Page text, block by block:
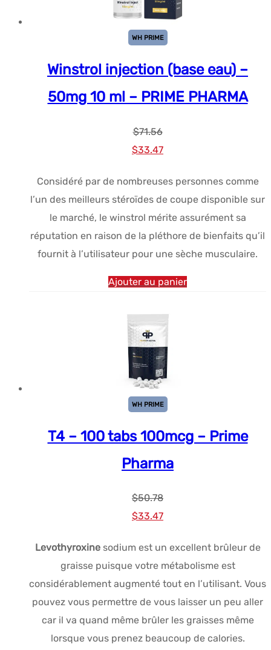
WH PRIME
Winstrol injection (base eau) –
50mg 10 ml – PRIME PHARMA
$71.56
Le
initial
était :
$71.56.
$33.47Le
actuel
est :
$33.47.
Considéré par de nombreuses personnes comme
l’un des meilleurs stéroïdes de coupe disponible sur
le marché, le winstrol mérite assurément sa
réputation en raison de la pléthore de bienfaits qu’il
fournit à l’utilisateur pour une sèche musculaire.
Ajouter au panier
WH PRIME
T4 – 100 tabs 100mcg – Prime
Pharma
$50.78
Le
initial
était :
$50.78.
$33.47Le
actuel
est :
$33.47.
Levothyroxinesodium est un excellent brûleur de
graisse puisque votre métabolisme est
considérablement augmenté tout en l’utilisant. Vous
pouvez vous permettre de vous laisser un peu aller
car il va quand même brûler les graisses même
lorsque vous prenez beaucoup de calories.